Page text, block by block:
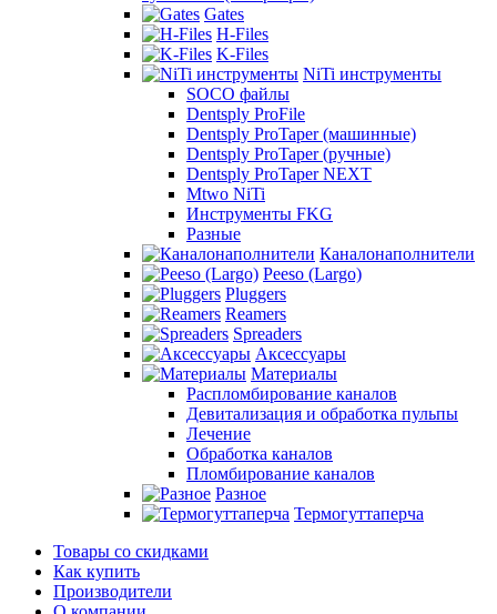
Gates
H-Files
K-Files
NiTi инструменты
SOCO файлы
Dentsply ProFile
Dentsply ProTaper (машинные)
Dentsply ProTaper (ручные)
Dentsply ProTaper NEXT
Mtwo NiTi
Инструменты FKG
Разные
Каналонаполнители
Peeso (Largo)
Pluggers
Reamers
Spreaders
Аксессуары
Материалы
Распломбирование каналов
Девитализация и обработка пульпы
Лечение
Обработка каналов
Пломбирование каналов
Разное
Термогуттаперча
Товары со скидками
Как купить
Производители